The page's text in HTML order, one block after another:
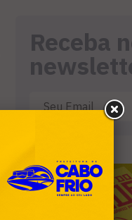
Receba